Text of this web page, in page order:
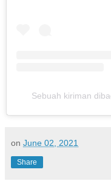
Sebuah kiriman
on June 02, 2021
Share